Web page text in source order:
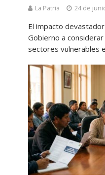
La Patria 24 de
El impacto
Gobierno a
sectores vulnerables